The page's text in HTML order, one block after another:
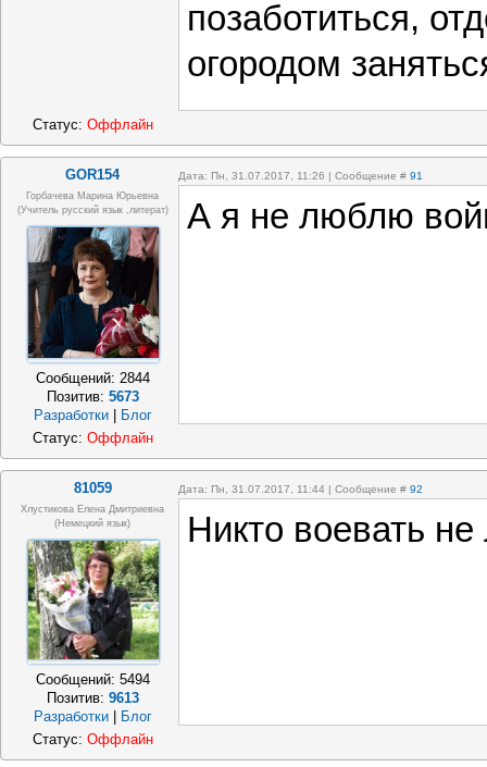
позаботиться,
огородом
Статус: Оффлайн
GOR154 Дата: Пн, 31.07.2017, 11:26 | Сообщение # 91
Горбачева Марина Юрьевна
(учитель русский язык ,литерат)
Сообщений: 2844
Позитив: 5673
Разработки
Блог
А я не люблю
Статус: Оффлайн
81059 Дата: Пн, 31.07.2017, 11:44 | Сообщение # 92
Хлустикова Елена Дмитриевна
(немецкий язык)
Сообщений: 5494
Позитив: 9613
Разработки
Блог
Никто воевать
Статус: Оффлайн